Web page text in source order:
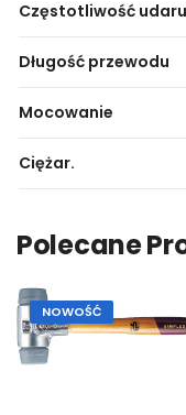
Częstotliwość udaru
Długość przewodu
Mocowanie
Ciężar.
Polecane
NOWOŚĆ